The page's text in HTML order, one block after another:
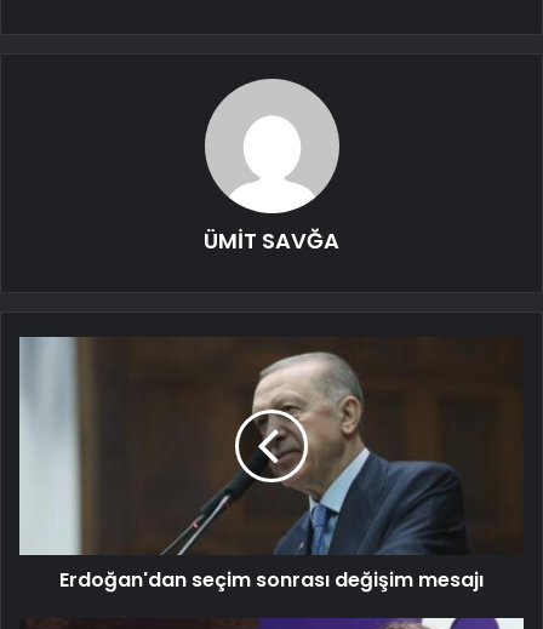
ÜMİT SAVĞA
Erdoğan'dan seçim sonrası değişim mesajı